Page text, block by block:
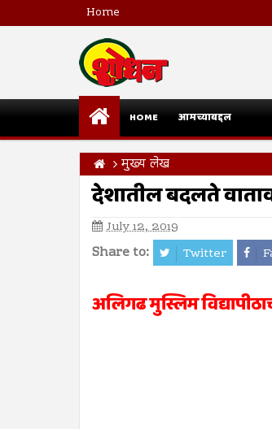
Home
HOME आमच्याबद्दल
मुख्य लेख
देशातील बदलते
July 12, 2019
Share to: Twitter
अलिगढ मुस्लिम